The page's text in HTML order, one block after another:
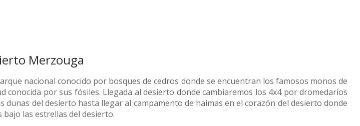
Merzouga
nacional conocido por bosques de cedros donde se encuentran los famosos monos de
por sus fósiles. Llegada al desierto donde cambiaremos los 4x4 por dromedarios
del desierto hasta llegar al campamento de haimas en el corazón del desierto donde
las estrellas del desierto.